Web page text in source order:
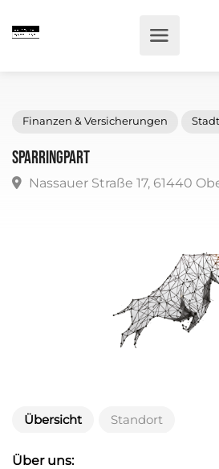
SparringPart
Übersicht Standort
Über uns: